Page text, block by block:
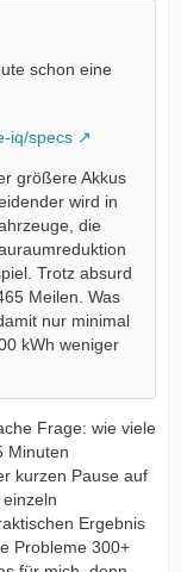
schon eine
iq/specs
größere Akkus
wird in
die
Trotz absurd
Meilen. Was
nur minimal
kWh weniger
Frage: wie viele
Minuten
kurzen Pause auf
Ergebnis
Probleme 300+